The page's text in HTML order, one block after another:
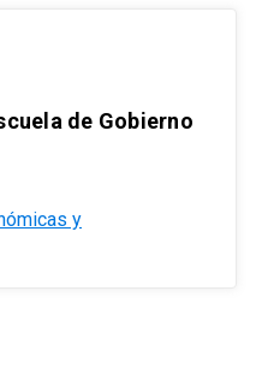
de Gobierno
y